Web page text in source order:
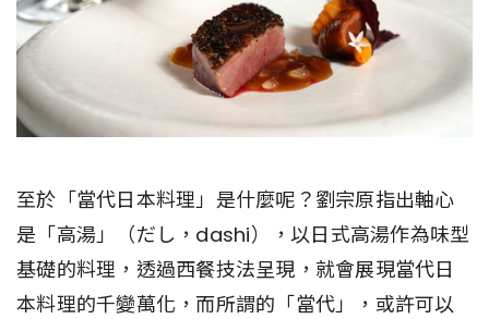
至於「當代日本料理」是什麼呢？劉宗原指出軸心
是「高湯」（だし，dashi），以日式高湯作為味型
基礎的料理，透過西餐技法呈現，就會展現當代日
本料理的千變萬化，而所謂的「當代」，或許可以